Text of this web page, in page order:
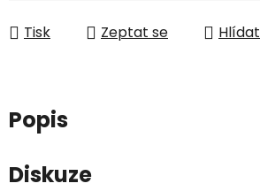
Tisk Zeptat se Hlídat
Popis
Diskuze